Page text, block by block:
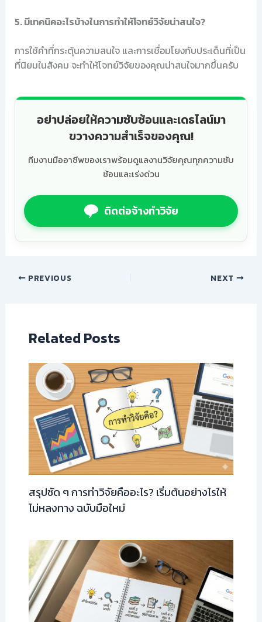
5. มีเทคนิคอะไรบ้างในการทำให้โจทย์วิจัยน่าสนใจ?
การใช้คำที่กระตุ้นความสนใจ และการเชื่อมโยงกับประเด็นที่เป็น
ที่นิยมในสังคม จะทำให้โจทย์วิจัยของคุณน่าสนใจมากขึ้นครับ
อย่าปล่อยให้ความซับซ้อนและเดธไลน์มา
ขวางความสำเร็จของคุณ!
ทีมงานมืออาชีพของเราพร้อมดูแลงานวิจัยคุณทุกความซับ
ซ้อนและเร่งด่วน
ติดต่อจ้างทำวิจัย
PREVIOUS NEXT
Related Posts
สรุปชัด ๆ การทำวิจัยคืออะไร? เริ่มต้นอย่างไรให้
ไม่หลงทาง ฉบับมือใหม่